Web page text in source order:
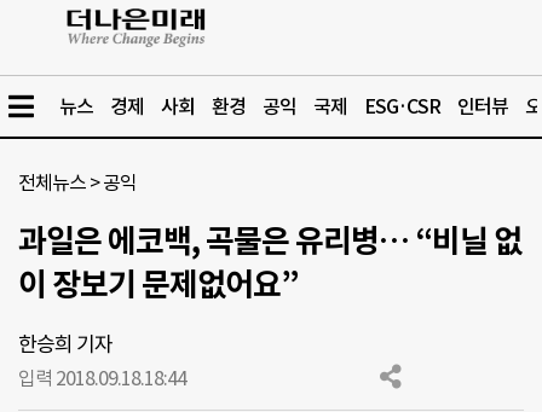
뉴스 경제 사회 환경 공익 국제 ESG·CSR 인터뷰
전체뉴스 >공익
과일은 에코백, 곡물은 유리병… “비닐 없
이 장보기 문제없어요”
한승희 기자
입력 2018.09.18.18:44